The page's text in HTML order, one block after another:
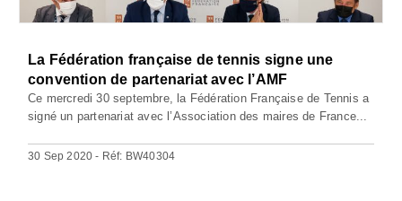
La Fédération française de tennis signe une
convention de partenariat avec l’AMF
Ce mercredi 30 septembre, la Fédération Française de Tennis a
signé un partenariat avec l’Association des maires de France...
30 Sep 2020 - Réf: BW40304